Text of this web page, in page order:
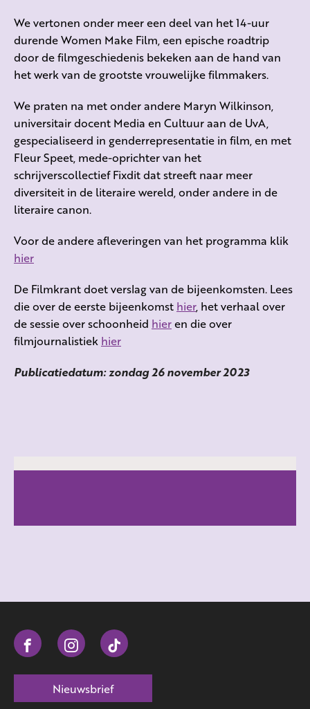
We vertonen onder meer een deel van het 14-uur
durendeWomen Make Film, een epische roadtrip
door de filmgeschiedenis bekeken aan de hand van
het werk van de grootste vrouwelijke filmmakers.
We praten na met onder andere Maryn Wilkinson,
universitair docent Media en Cultuur aan de UvA,
gespecialiseerd in genderrepresentatie in film, en met
Fleur Speet, mede-oprichter van het
schrijverscollectief Fixdit dat streeft naar meer
diversiteit in de literaire wereld, onder andere in de
literaire canon.
Voor de andere afleveringen van het programma klik
hier
De Filmkrant doet verslag van de bijeenkomsten. Lees
die over de eerste bijeenkomst hier, het verhaal over
de sessie over schoonheid hieren die over
filmjournalistiek hier
Publicatiedatum: zondag 26 november 2023
Nieuwsbrief